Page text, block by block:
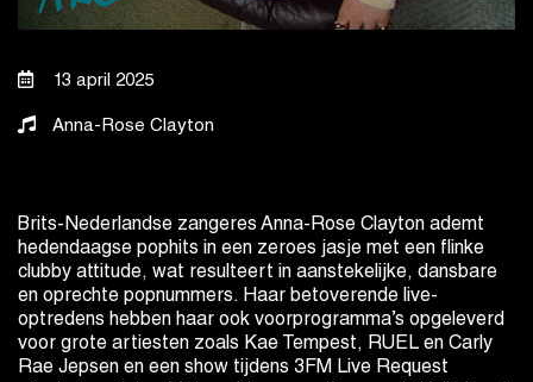
13 april 2025
Anna-Rose Clayton
Brits-Nederlandse zangeres Anna-Rose Clayton ademt
hedendaagse pophits in een zeroes jasje met een flinke
clubby attitude, wat resulteert in aanstekelijke, dansbare
en oprechte popnummers. Haar betoverende live-
optredens hebben haar ook voorprogramma’s opgeleverd
voor grote artiesten zoals Kae Tempest, RUEL en Carly
Rae Jepsen en een show tijdens 3FM Live Request